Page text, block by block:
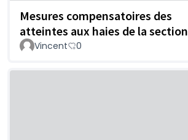
Mesures compensatoires des
atteintes aux haies de la section
Vincent 0